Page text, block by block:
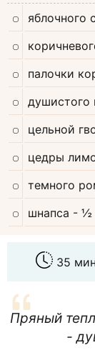
яблочного
палочки
душистого
цельной
цедры
темного
шнапса - ½
35
Пряный
-